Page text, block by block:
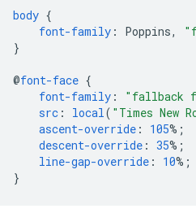
body {
font-family : Poppins,
}
@font-face {
font-family : "fallback
src : local( "Times New
ascent-override : 105%;
descent-override : 35%;
line-gap-override : 10%;
}